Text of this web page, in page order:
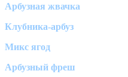
Арбузная жвачка
Клубника-арбуз
Микс ягод
Арбузный фреш